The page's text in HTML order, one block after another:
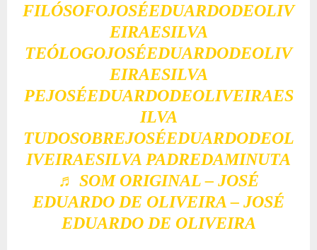
FILÓSOFOJOSÉEDUARDODEOLIV
EIRAESILVA
TEÓLOGOJOSÉEDUARDODEOLIV
EIRAESILVA
PEJOSÉEDUARDODEOLIVEIRAES
ILVA
TUDOSOBREJOSÉEDUARDODEOL
IVEIRAESILVA PADREDAMINUTA
♬ SOM ORIGINAL – JOSÉ
EDUARDO DE OLIVEIRA – JOSÉ
EDUARDO DE OLIVEIRA